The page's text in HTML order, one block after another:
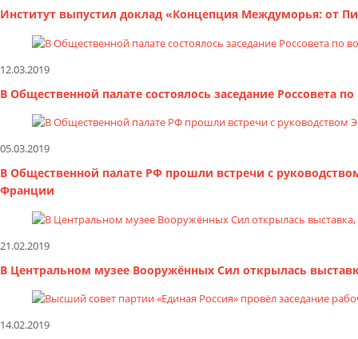
Институт выпустил доклад «Концепция Междуморья: от
12.03.2019
В Общественной палате состоялось заседание Россовета
05.03.2019
В Общественной палате РФ прошли встречи с
Франции
21.02.2019
В Центральном музее Вооружённых Сил открылась
14.02.2019